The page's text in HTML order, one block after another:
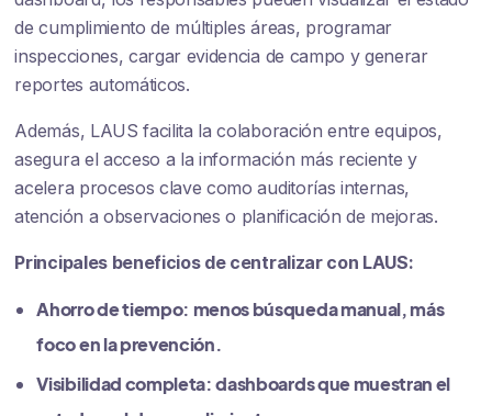
de cumplimiento de múltiples áreas, programar
inspecciones, cargar evidencia de campo y generar
reportes automáticos.
Además, LAUS facilita la colaboración entre equipos,
asegura el acceso a la información más reciente y
acelera procesos clave como auditorías internas,
atención a observaciones o planificación de mejoras.
Principales beneficios de centralizar con LAUS:
Ahorro de tiempo: menos búsqueda manual, más
foco en la prevención.
Visibilidad completa:dashboards que muestran el